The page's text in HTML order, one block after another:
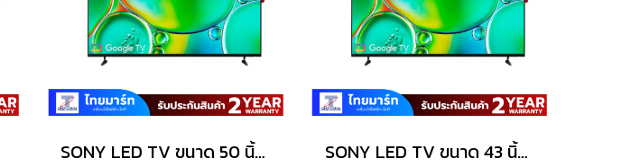
SONY LED TV ขนาด 50 นิ้ว (4K, GOOGLE TV) BRAVIA 2 II รุ่น K-50S20M2 SONY LED TV ขนาด 43 นิ้ว (4K, GOOGLE TV) BRAVIA 2 II รุ่น K-43S20M2